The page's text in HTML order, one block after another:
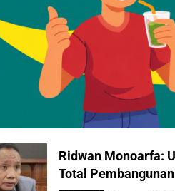
Ridwan Monoarfa:
Total